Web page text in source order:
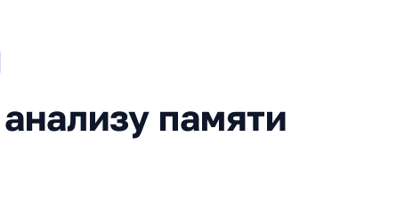
памяти JVM-приложений
памяти